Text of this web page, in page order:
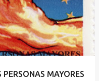
MAYORES